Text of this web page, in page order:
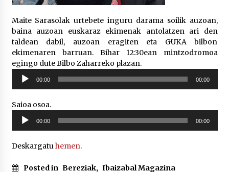
Maite Sarasolak urtebete inguru darama soilik auzoan,
baina auzoan euskaraz ekimenak antolatzen ari den
taldean dabil, auzoan eragiten eta GUKA bilbon
ekimenaren barruan. Bihar 12:30ean mintzodromoa
egingo dute Bilbo Zaharreko plazan.
Soinu
erreproduzigailua
00:00 00:00
Saioa osoa.
Soinu
erreproduzigailua
00:00 00:00
Deskargatuhemen.
Posted in Bereziak, Ibaizabal Magazina